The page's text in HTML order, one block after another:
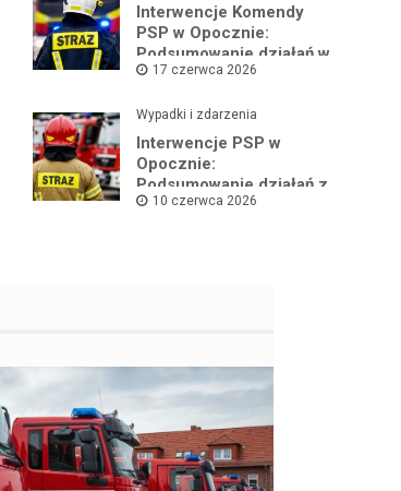
Interwencje Komendy
PSP w Opocznie:
Podsumowanie działań w
czerwcu 2026
17 czerwca 2026
Wypadki i zdarzenia
Interwencje PSP w
Opocznie:
Podsumowanie działań z
pierwszej połowy
10 czerwca 2026